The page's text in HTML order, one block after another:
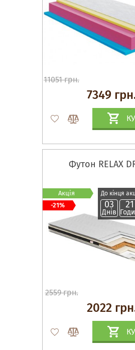
11051 грн.
7349
Футон RELAX
До кінця
03
Днів
21
2559 грн.
2022
Акція
-21%